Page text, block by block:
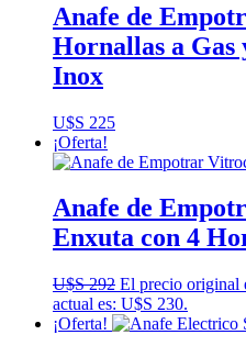
Anafe de
Hornallas a Gas
Inox
U$S 225
¡Oferta!
Anafe de
Enxuta con 4
U$S292 El precio original
actual es: U$S 230.
¡Oferta!